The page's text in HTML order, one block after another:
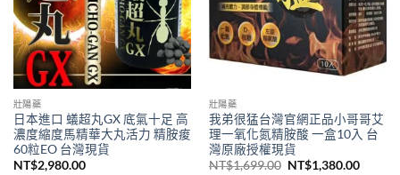
壯陽藥
日本進口 蟻超丸GX 底氣十足 高
濃度縮度馬精華大丸活力 精胺痠
60粒EO 台灣現貨
NT$2,980.00
壯陽藥
我弟很猛台灣官網正品小哥哥艾
理一氧化氮精胺酸 一盒10入 台
灣原廠授權現貨
NT$1,699.00 原
NT$1,380.00目